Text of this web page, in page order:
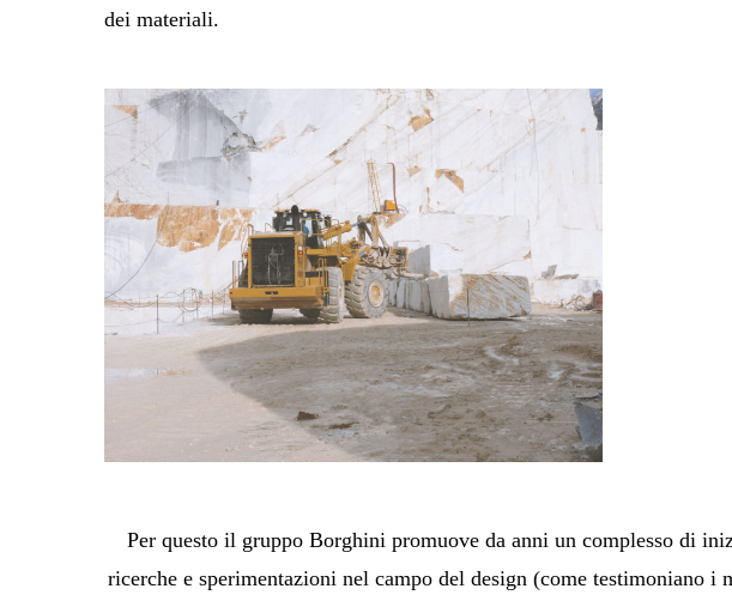
dei materiali.
Per questo il gruppo Borghini promuove da anni un complesso di
ricerche e sperimentazioni nel campo del design (come testimoniano